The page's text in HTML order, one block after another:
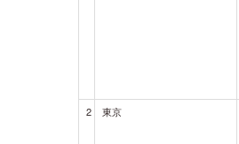
2
東京